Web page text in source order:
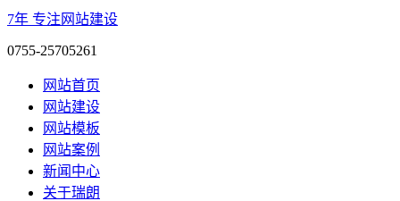
7年 专注网站建设
0755-25705261
网站首页
网站建设
网站模板
网站案例
新闻中心
关于瑞朗